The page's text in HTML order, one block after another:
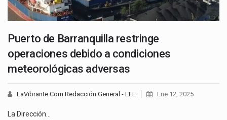
Puerto de Barranquilla restringe
operaciones debido a condiciones
meteorológicas adversas
LaVibrante.Com Redacción General - EFE Ene 12, 2025
La Dirección…